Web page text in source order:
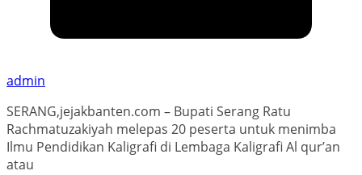
admin
SERANG,jejakbanten.com – Bupati Serang Ratu
Rachmatuzakiyah melepas 20 peserta untuk menimba
Ilmu Pendidikan Kaligrafi di Lembaga Kaligrafi Al qur’an
atau